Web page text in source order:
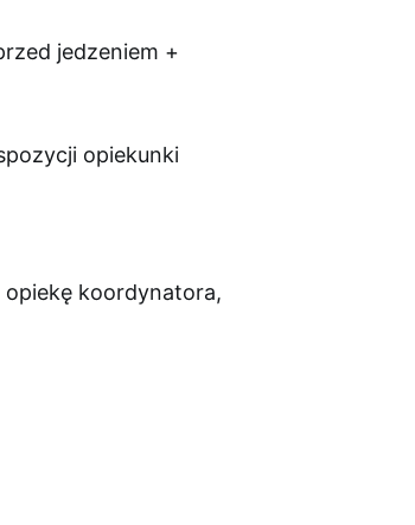
jedzeniem +
opiekunki
opiekę koordynatora,